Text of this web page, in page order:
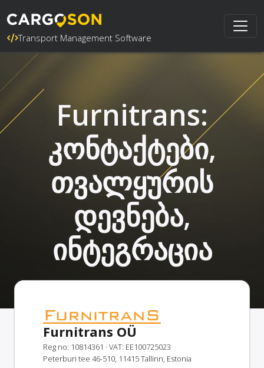
Transport Management Software
Furnitrans:
კონტაქტები,
თვალყურის
დევნება,
ინტეგრაცია
Furnitrans OÜ
Reg no: 10814361 · VAT: EE100725023
Peterburi tee 46-510, 11415 Tallinn, Estonia